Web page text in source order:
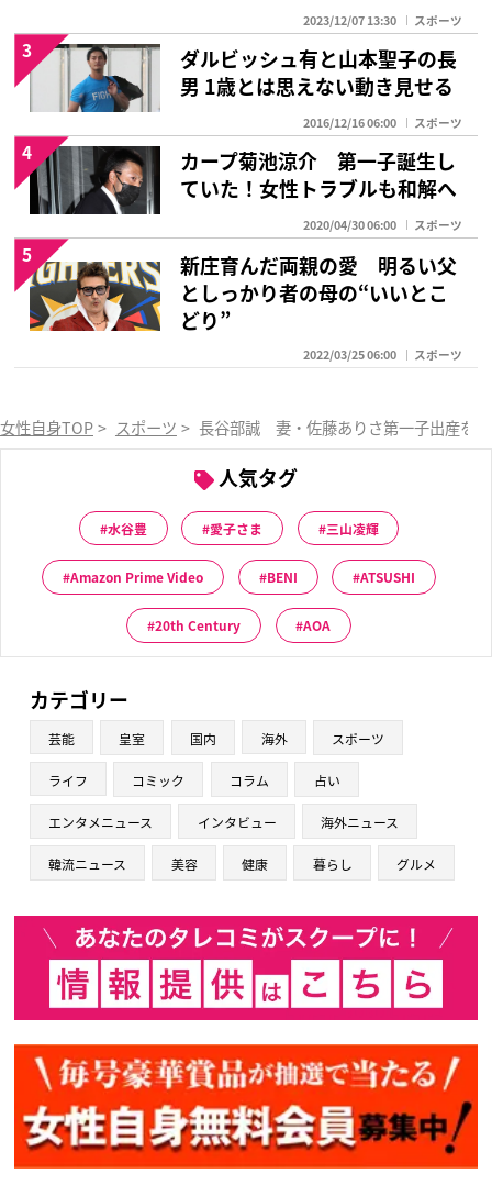
2023/12/07 13:30 スポーツ
ダルビッシュ有と山本聖子の長
男 1歳とは思えない動き見せる
2016/12/16 06:00 スポーツ
3
カープ菊池涼介 第一子誕生し
ていた！女性トラブルも和解へ
2020/04/30 06:00 スポーツ
4
新庄育んだ両親の愛 明るい父
としっかり者の母の“いいとこ
どり”
2022/03/25 06:00 スポーツ
5
女性自身TOP > スポーツ > 長谷部誠 妻・佐藤ありさ第一子出産を
人気タグ
水谷豊 愛子さま 三山凌輝
Amazon Prime Video BENI ATSUSHI
20th Century AOA
カテゴリー
芸能 皇室 国内 海外 スポーツ
ライフ コミック コラム 占い
エンタメニュース インタビュー 海外ニュース
韓流ニュース 美容 健康 暮らし グルメ